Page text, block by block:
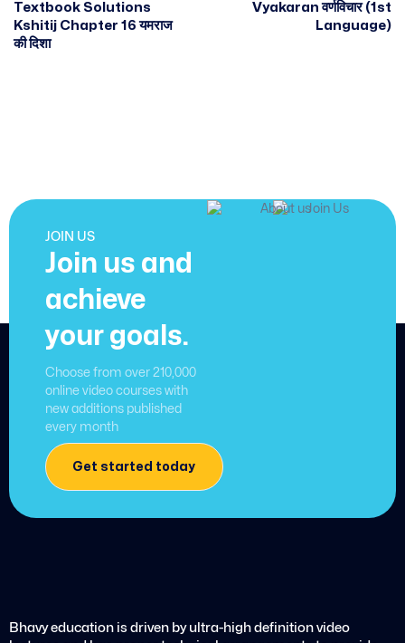
Textbook Solutions
Kshitij Chapter 16 यमराज
की दिशा
Vyakaran वर्णविचार (1st
Language)
JOIN US
Join us and
achieve
your goals.
Choose from over 210,000
online video courses with
new additions published
every month
Get started today
Bhavy education is driven by ultra-high definition video